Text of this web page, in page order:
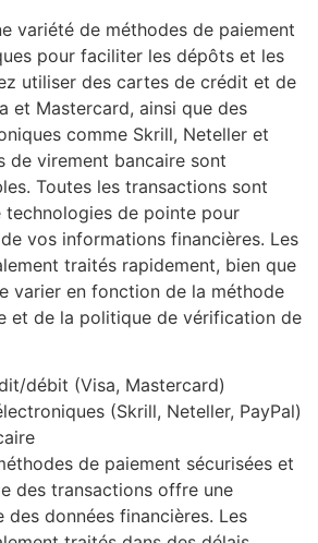
variété de méthodes de paiement
pour faciliter les dépôts et les
utiliser des cartes de crédit et de
et Mastercard, ainsi que des
comme Skrill, Neteller et
de virement bancaire sont
Toutes les transactions sont
technologies de pointe pour
vos informations financières. Les
traités rapidement, bien que
varier en fonction de la méthode
et de la politique de vérification de
débit (Visa, Mastercard)
(Skrill, Neteller, PayPal)
de paiement sécurisées et
des transactions offre une
données financières. Les